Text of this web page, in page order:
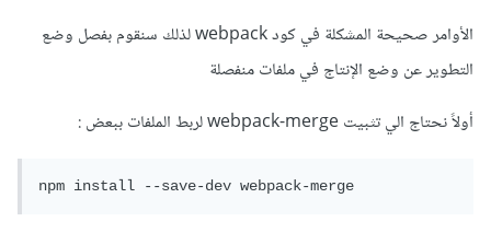
الأوامر صحيحة المشكلة في كود webpack لذلك سنقوم بفصل وضع
التطوير عن وضع الإنتاج في ملفات منفصلة
أولاً نحتاج الي تثبيت webpack-merge لربط الملفات ببعض
npm install --save-dev webpack-merge